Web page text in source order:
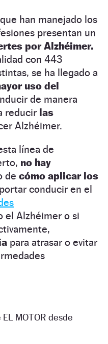
han manejado los
presentan un
por Alzhéimer.
con 443
se ha llegado a
uso del
de manera
reducir las
Alzhéimer.
línea de
no hay
de cómo aplicar los
conducir en el
el Alzhéimer o si
para atrasar o evitar
MOTOR desde